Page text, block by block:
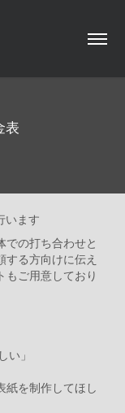
表
表
います
での打ち合わせと
る方向けに伝え
もご用意しており
い」
紙を制作してほし